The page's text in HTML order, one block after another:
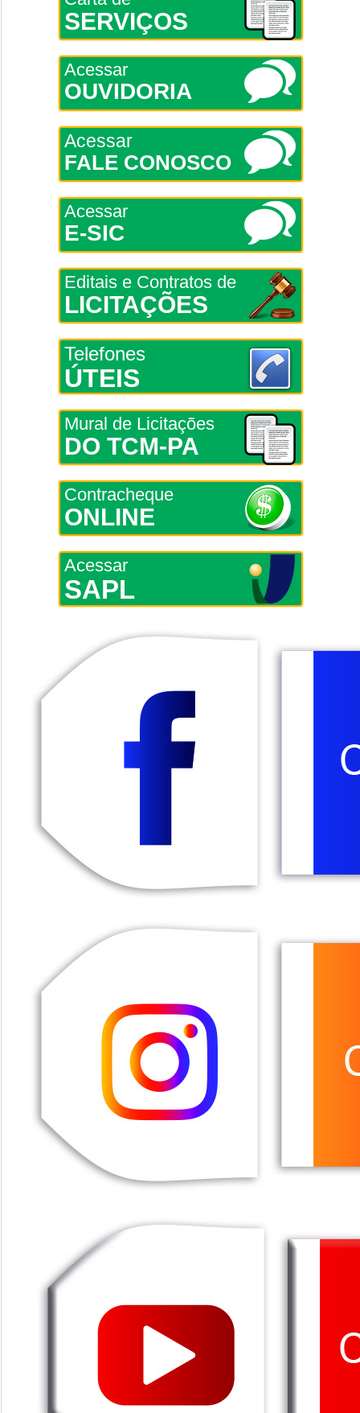
SERVIÇOS
Acessar
OUVIDORIA
Acessar
FALE CONOSCO
Acessar
E-SIC
Editais e Contratos de
LICITAÇÕES
Telefones
ÚTEIS
Mural de Licitações
DO TCM-PA
Contracheque
ONLINE
Acessar
SAPL